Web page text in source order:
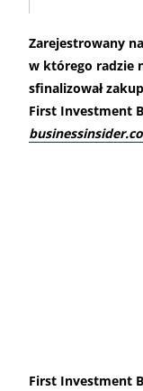
Zarejestrowany
w którego radzie
sfinalizował
First Investment
First Investment